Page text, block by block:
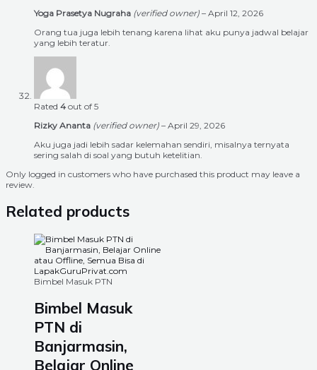
Yoga Prasetya Nugraha (verified owner) – April 12, 2026
Orang tua juga lebih tenang karena lihat aku punya jadwal belajar
yang lebih teratur.
Rated 4 out of 5
Rizky Ananta (verified owner) – April 29, 2026
Aku juga jadi lebih sadar kelemahan sendiri, misalnya ternyata
sering salah di soal yang butuh ketelitian.
Only logged in customers who have purchased this product may leave a
review.
Related products
Bimbel Masuk PTN
Bimbel Masuk
PTN di
Banjarmasin,
Belajar Online